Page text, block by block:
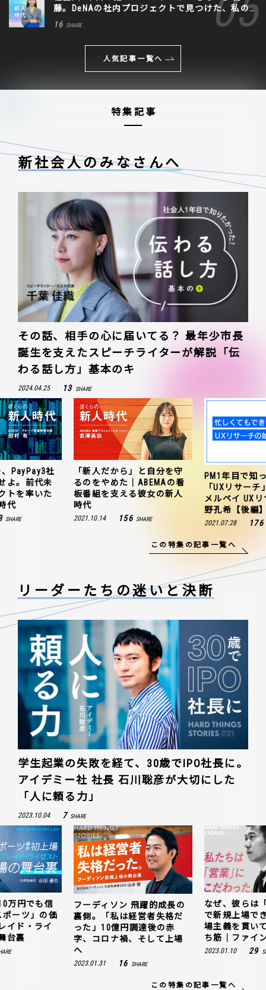
藤。DeNAの社内プロジェクトで見つけた、私の
生きる道
16 SHARE
人気記事一覧へ
特集記事
新社会人のみなさんへ
その話、相手の心に届いてる？ 最年少市長
誕生を支えたスピーチライターが解説「伝
わる話し方」基本のキ
2024.04.25 13 SHARE
PayPay3社
よ。前代未
トを率いた
代
SHARE
「新人だから」と自分を守
るのをやめた｜ABEMAの看
板番組を支える彼女の新人
時代
2021.10.14 156 SHARE
PM1年目で知
「UXリサー
メルペイ UX
野孔希【後編
2021.07.28 176
この特集の記事一覧へ
リーダーたちの迷いと決断
学生起業の失敗を経て、30歳でIPO社長に。
アイデミー社 社長 石川聡彦が大切にした
「人に頼る力」
2023.10.04 7 SHARE
万円でも信
ーツ」の価
イド・ライ
台裏
フーディソン 飛躍的成長の
裏側。「私は経営者失格だ
った」10億円調達後の赤
字、コロナ禍、そして上場
へ
2023.01.31 16 SHARE
なぜ、彼らは
で新規上場で
場主義を貫い
ち筋｜ファイ
2023.01.10 29
この特集の記事一覧へ